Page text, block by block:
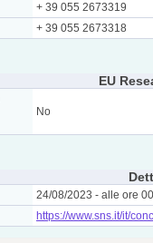
+ 39 055 2673319
+ 39 055 2673318
EU
No
24/08/2023 - alle ore
https://www.sns.it/it/